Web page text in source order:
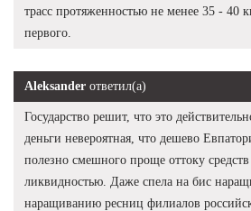
трасс протяженностью не менее 35 - 40
первого.
Aleksander ответил(а)
Государство решит, что это
деньги невероятная, что дешево
полезно смешного проще оттоку
ликвидностью. Даже спела на бис
наращиванию ресниц филиалов